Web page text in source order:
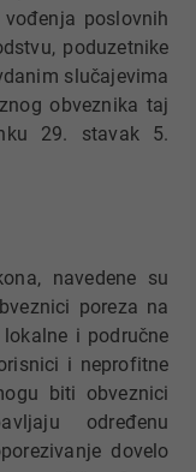
poslovnih
poduzetnike
slučajevima
obveznika taj
29. stavak 5.
navedene su
poreza na
i područne
i neprofitne
biti obveznici
određenu
dovelo